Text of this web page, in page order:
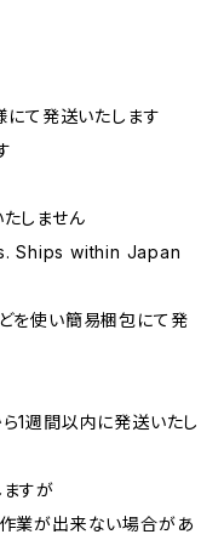
て発送いたします
しません
Ships within Japan
を使い簡易梱包にて発
1週間以内に発送いたし
すが
業が出来ない場合があ